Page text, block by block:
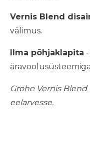
Vernis Blend
välimus.
Ilma põhjaklapita
Grohe Vernis
eelarvesse.